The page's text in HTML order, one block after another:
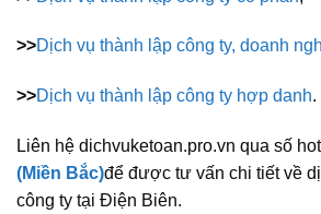
>>Dịch vụ thành lập công ty, doanh
>>Dịch vụ thành lập công ty hợp danh.
Liên hệ dichvuketoan.pro.vn qua số
(Miền Bắc)để được tư vấn chi tiết về
công ty tại Điện Biên.